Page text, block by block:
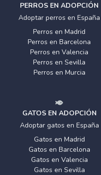
PERROS EN ADOPCIÓN
Adoptar perros en España
Perros en Madrid
Perros en Barcelona
Perros en Valencia
Perros en Sevilla
Perros en Murcia
GATOS EN ADOPCIÓN
Adoptar gatos en España
Gatos en Madrid
Gatos en Barcelona
Gatos en Valencia
Gatos en Sevilla